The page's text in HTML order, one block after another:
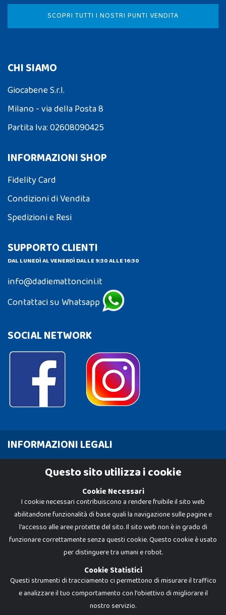
SCOPRI TUTTI I NOSTRI PUNTI VENDITA
CHI SIAMO
Giocabene S.r.l.
Milano - via della Posta 8
Partita Iva: 02608090425
INFORMAZIONI SHOP
Fidelity Card
Condizioni di Vendita
Spedizioni e Resi
SUPPORTO CLIENTI
DAL LUNEDÌ AL VENERDÌ DALLE 9:30 ALLE 16:30
info@dadiemattoncini.it
Contattaci su Whatsapp
SOCIAL NETWORK
INFORMAZIONI LEGALI
Cookie Policy
Dadi e Mattoncini è un brand di Giocabene Srl. Ogni riproduzione o utilizzo non
Questo sito utilizza i cookie
Cookie Necessari
I cookie necessari contribuiscono a rendere fruibile il sito web
abilitandone funzionalità di base quali la navigazione sulle pagine e
l'accesso alle aree protette del sito. Il sito web non è in grado di
funzionare correttamente senza questi cookie. Questo cookie è usato
per distinguere tra umani e robot.
Cookie Statistici
Questi strumenti di tracciamento ci permettono di misurare il traffico
e analizzare il tuo comportamento con l'obiettivo di migliorare il
nostro servizio.